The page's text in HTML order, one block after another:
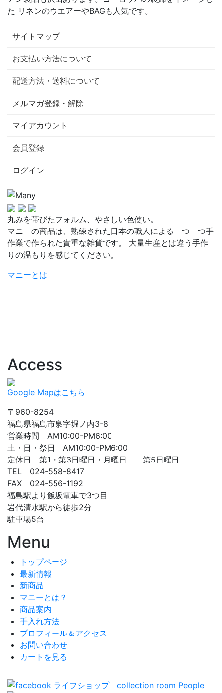
た リネンのウエアーやBAGも人気です。
サイトマップ
お支払い方法について
配送方法・送料について
メルマガ登録・解除
マイアカウント
会員登録
ログイン
丸みを帯びたフォルム、やさしい色使い。
マニーの商品は、熟練された日本の職人による一つ一つ手
作業で作られた貴重な雑貨です。 大量生産とは違う手作
りの温もりを感じてください。
マニーとは
Access
Google Mapはこちら
〒960-8254
福島県福島市泉字堀ノ内3-8
営業時間 AM10:00-PM6:00
土・日・祭日 AM10:00-PM6:00
定休日 第1・第3日曜日・月曜日 第5日曜日
TEL 024-558-8417
FAX 024-556-1192
福島駅より飯坂電車で3つ目
岩代清水駅から徒歩2分
駐車場5台
Menu
トップページ
最新情報
新商品
マニーとは？
商品案内
手入れ方法
プロフィール＆アクセス
お問い合わせ
カートを見る